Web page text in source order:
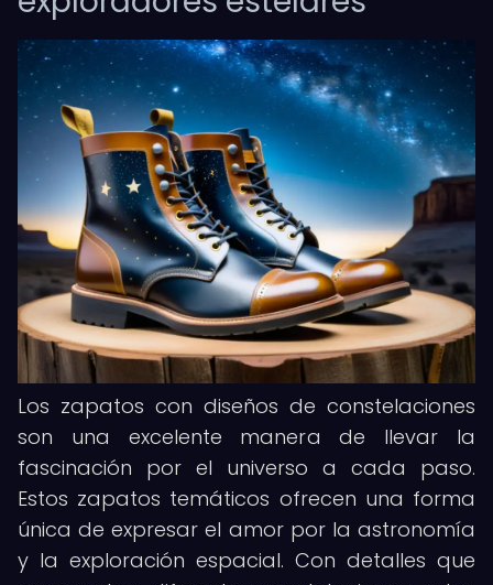
Los zapatos con diseños de constelaciones
son una excelente manera de llevar la
fascinación por el universo a cada paso.
Estos zapatos temáticos ofrecen una forma
única de expresar el amor por la astronomía
y la exploración espacial. Con detalles que